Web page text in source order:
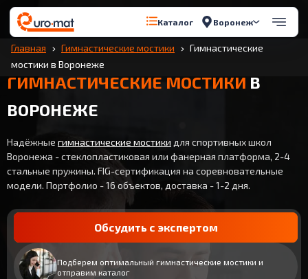
Каталог Воронеж
Главная Гимнастические мостики
Гимнастические
мостики в Воронеже
ГИМНАСТИЧЕСКИЕ МОСТИКИ В
ВОРОНЕЖЕ
Надёжные гимнастические мостики для спортивных школ
Воронежа - стеклопластиковая или фанерная платформа, 2-4
стальные пружины. FIG-сертификация на соревновательные
модели. Портфолио - 16 объектов, доставка - 1-2 дня.
Обсудить с экспертом
Подберем оптимальный гимнастические мостики и
отправим каталог